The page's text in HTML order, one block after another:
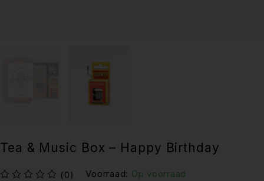
Tea & Music Box – Happy Birthday
(0) Voorraad: Op voorraad